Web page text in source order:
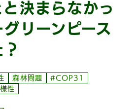
決まらなかっ
リーンピース
森林問題
#COP31
性